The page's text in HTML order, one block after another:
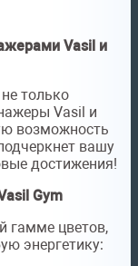
Vasil и
только
Vasil и
возможность
вашу
достижения!
Gym
гамме цветов,
энергетику: